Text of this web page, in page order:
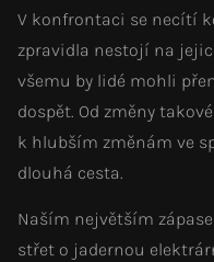
V konfrontaci se necítí
zpravidla nestojí na
všemu by lidé mohli
dospět. Od změny
k hlubším změnám ve
dlouhá cesta.
Naším největším
střet o jadernou